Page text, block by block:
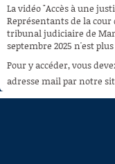
À LA DEMANDE
RECHERCHE
AIDE À LA DÉCOUPE
DE VIDÉOS
La vidéo "Accès à une
Représentants de la cour
tribunal judiciaire de
septembre 2025 n'est
Pour y accéder, vous
adresse mail par notre